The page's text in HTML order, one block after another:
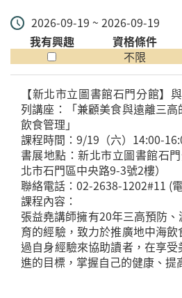
2026-09-19 ~ 2026-09-19
我有興趣
資格條件
不限
【新北市立圖書館石門分館】
列講座：「兼顧美食與遠離三
飲食管理」
課程時間：9/19（六）14:00-
書展地點：新北市立圖書館石
北市石門區中央路9-3號2樓）
聯絡電話：02-2638-1202#11 (
課程內容：
張益堯講師擁有20年三高預防
育的經驗，致力於推廣地中海
過自身經驗來協助讀者，在享
進的目標，掌握自己的健康、提